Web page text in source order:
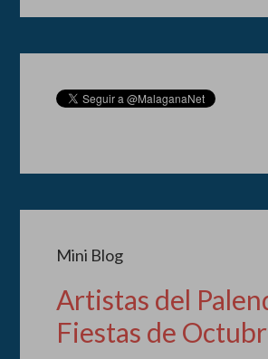
Mini Blog
Artistas del
Fiestas de